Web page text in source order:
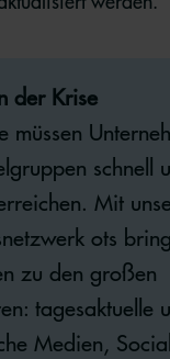
der Krise
müssen
schnell
Mit
ots
zu den großen
tagesaktuelle
Medien,